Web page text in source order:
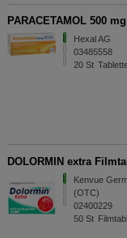
PARACETAMOL 500
Hexal AG
03485558
20 St
DOLORMIN extra
Kenvue
(OTC)
02400229
50 St